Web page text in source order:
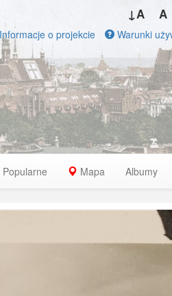
↓A A
Informacje o projekcie Warunki
Popularne Mapa Albumy